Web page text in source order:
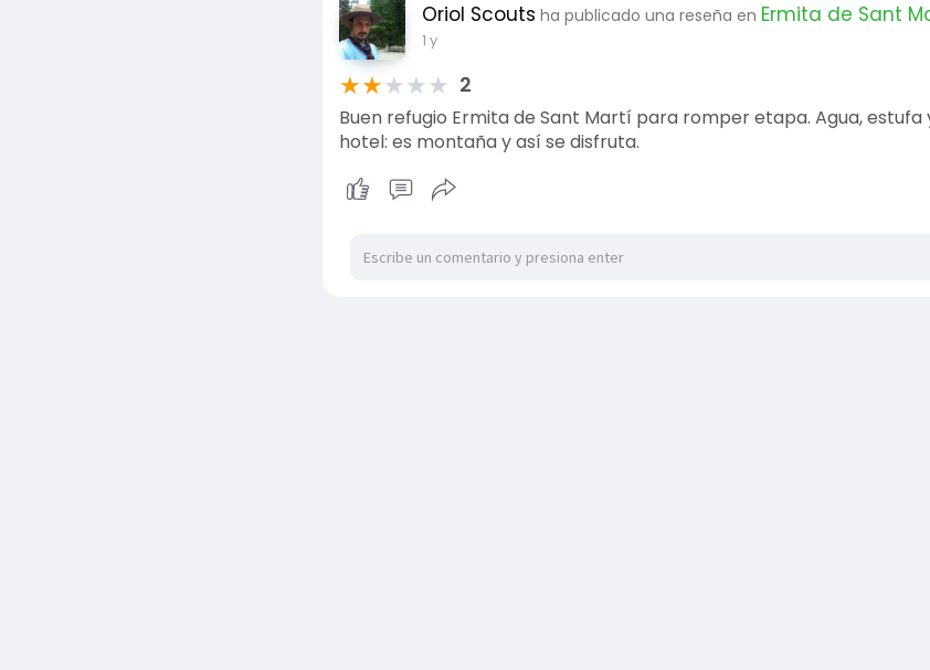
Oriol Scouts ha publicado una reseña en Ermita de Sant
1 y
★★★★★ 2
Buen refugio Ermita de Sant Martí para romper etapa. Agua, estufa
hotel: es montaña y así se disfruta.